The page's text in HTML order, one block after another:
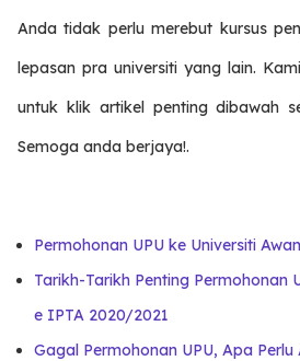
Anda tidak perlu merebut kursus
lepasan pra universiti yang lain.
untuk klik artikel penting dibawah
Semoga anda berjaya!.
Permohonan UPU ke Universiti
Tarikh-Tarikh Penting Permohonan
e IPTA 2020/2021
Gagal Permohonan UPU, Apa Perlu